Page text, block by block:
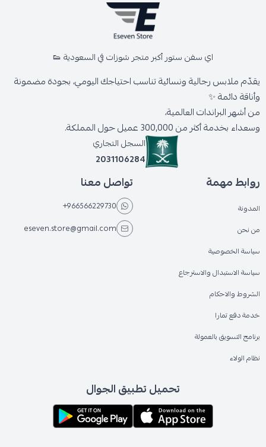
اي سفن ستور أكبر متجر شوزات في السعودية 👟
يقدّم ملابس رجالية ونسائية تناسب احتياجك اليومي، بجودة مضمونة
وأناقة دائمة ✨
من أشهر البراندات العالمية،
وسعداء بخدمة أكثر من 300,000 عميل حول المملكة.
السجل التجاري
2031106284
روابط مهمة
المدونة
من نحن
سياسة الخصوصية
سياسة الاستبدال والاسترجاع
الشروط والاحكام
خدمة دفع تمارا
برنامج التسويق بالعمولة
نظام الولاء
تواصل معنا
+966566229730
eseven.store@gmail.com
تحميل تطبيق الجوال